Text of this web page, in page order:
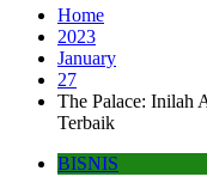
Home
2023
January
27
The Palace: Inilah
Terbaik
BISNIS